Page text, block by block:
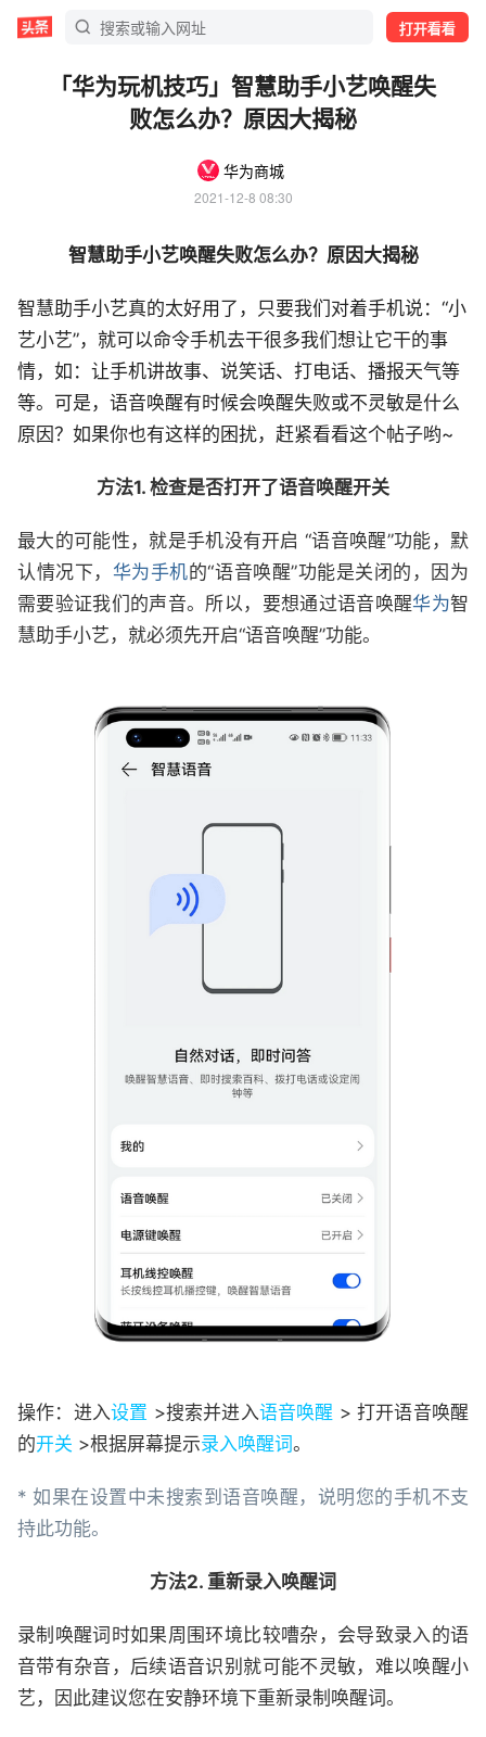
打开看看
「华为玩机技巧」智慧助手小艺唤醒失
败怎么办？原因大揭秘
华为商城
2021-12-8 08:30
智慧助手小艺唤醒失败怎么办？原因大揭秘
智慧助手小艺真的太好用了，只要我们对着手机说：“小
艺小艺”，就可以命令手机去干很多我们想让它干的事
情，如：让手机讲故事、说笑话、打电话、播报天气等
等。可是，语音唤醒有时候会唤醒失败或不灵敏是什么
原因？如果你也有这样的困扰，赶紧看看这个帖子哟~
方法1. 检查是否打开了语音唤醒开关
最大的可能性，就是手机没有开启 “语音唤醒”功能，默
认情况下， 华为手机的“语音唤醒”功能是关闭的，因为
需要验证我们的声音。所以，要想通过语音唤醒华为智
慧助手小艺，就必须先开启“语音唤醒”功能。
操作：进入设置 >搜索并进入语音唤醒 > 打开语音唤醒
的开关 >根据屏幕提示录入唤醒词。
* 如果在设置中未搜索到语音唤醒，说明您的手机不支
持此功能。
方法2. 重新录入唤醒词
录制唤醒词时如果周围环境比较嘈杂，会导致录入的语
音带有杂音，后续语音识别就可能不灵敏，难以唤醒小
艺，因此建议您在安静环境下重新录制唤醒词。